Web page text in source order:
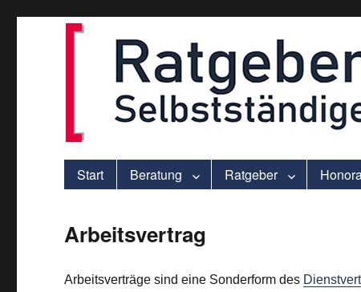
selbststaendigen.info
ver.di-Beratung für Solo-Selbstständige – praxisnah und
Start Beratung Ratgeber
Arbeitsvertrag
Arbeitsverträge sind eine Sonderform des